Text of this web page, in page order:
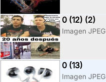
0 (12) (2)
Imagen JPEG
0 (13)
Imagen JPEG